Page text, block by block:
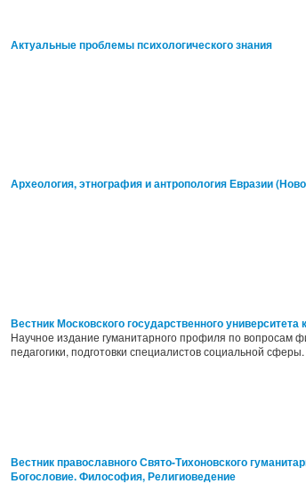
Актуальные проблемы психологического знания
Археология, этнография и антропология Евразии
Вестник Московского государственного университета
Научное издание гуманитарного профиля по вопросам
педагогики, подготовки специалистов социальной сферы.
Вестник православного Свято-Тихоновского
Богословие. Философия, Религиоведение